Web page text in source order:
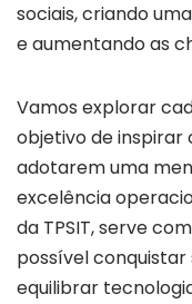
sociais, criando
e aumentando as
Vamos explorar
objetivo de
adotarem uma
excelência
da TPSIT, serve
possível
equilibrar